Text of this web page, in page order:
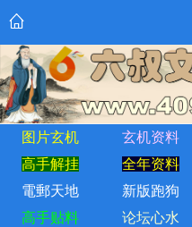
图片玄机 玄机资料
高手解挂
全年资料
電郵天地
新版跑狗
高手贴料
论坛心水